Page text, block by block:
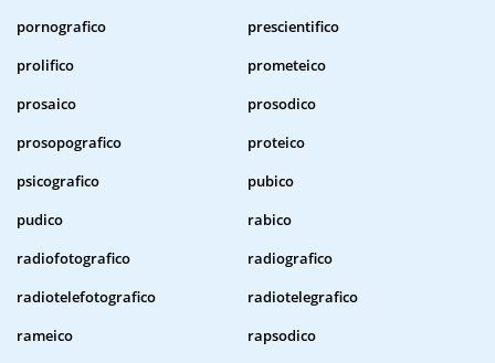
pornografico
prescientifico
prolifico
prometeico
prosaico
prosodico
prosopografico
proteico
psicografico
pubico
pudico
rabico
radiofotografico
radiografico
radiotelefotografico
radiotelegrafico
rameico
rapsodico